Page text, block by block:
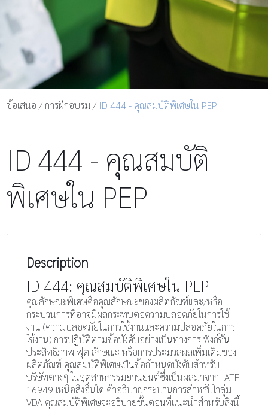
ข้อเสนอ /การฝึกอบรม / ID 444 - คุณสมบัติพิเศษใน PEP
ID 444 - คุณสมบัติ
พิเศษใน PEP
Description
ID 444: คุณสมบัติพิเศษใน PEP
คุณลักษณะพิเศษคือคุณลักษณะของผลิตภัณฑ์และ/หรือ
กระบวนการที่อาจมีผลกระทบต่อความปลอดภัยในการใช้
งาน (ความปลอดภัยในการใช้งานและความปลอดภัยในการ
ใช้งาน) การปฏิบัติตามข้อบังคับอย่างเป็นทางการ ฟังก์ชัน
ประสิทธิภาพ ฟุต ลักษณะ หรือการประมวลผลเพิ่มเติมของ
ผลิตภัณฑ์ คุณสมบัติพิเศษเป็นข้อกำหนดบังคับสำหรับ
บริษัทต่างๆ ในอุตสาหกรรมยานยนต์ซึ่งเป็นผลมาจาก IATF
16949 เหนือสิ่งอื่นใด คำอธิบายกระบวนการสำหรับโวลุ่ม
VDA คุณสมบัติพิเศษจะอธิบายขั้นตอนที่แนะนำสำหรับสิ่งนี้